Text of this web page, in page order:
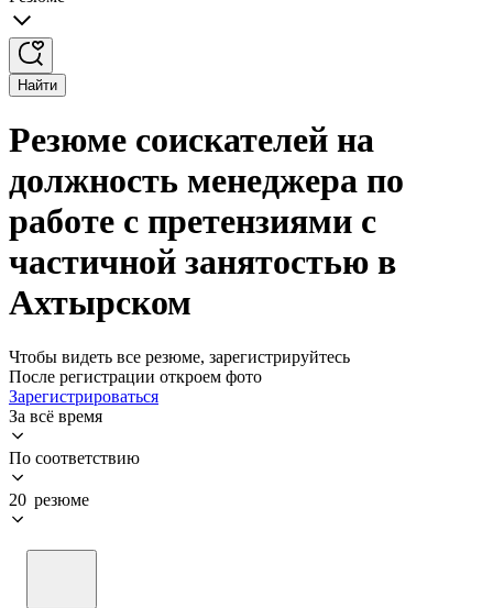
Найти
Резюме соискателей на
должность менеджера по
работе с претензиями с
частичной занятостью в
Ахтырском
Чтобы видеть все резюме, зарегистрируйтесь
После регистрации откроем фото
Зарегистрироваться
За всё время
По соответствию
20 резюме